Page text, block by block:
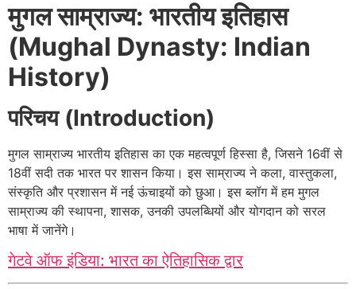
मुगल साम्राज्य: भारतीय इतिहास
(Mughal Dynasty: Indian
History)
परिचय (Introduction)
मुगल साम्राज्य भारतीय इतिहास का एक महत्वपूर्ण हिस्सा है, जिसने 16वीं से
18वीं सदी तक भारत पर शासन किया। इस साम्राज्य ने कला, वास्तुकला,
संस्कृति और प्रशासन में नई ऊंचाइयों को छुआ। इस ब्लॉग में हम मुगल
साम्राज्य की स्थापना, शासक, उनकी उपलब्धियों और योगदान को सरल
भाषा में जानेंगे।
गेटवे ऑफ इंडिया: भारत का ऐतिहासिक द्वार